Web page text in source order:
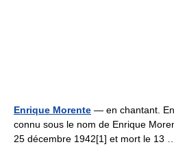
Enrique Morente — en chantant.
connu sous le nom de Enrique
25 décembre 1942[1] et mort le 13